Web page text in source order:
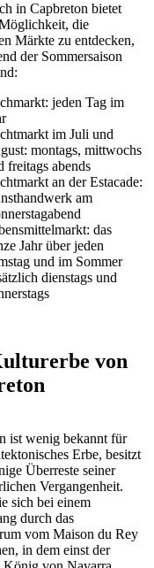
in Capbreton bietet
die
Märkte zu entdecken,
der Sommersaison
jeden Tag im
im Juli und
montags, mittwochs
freitags abends
an der Estacade:
am
das
Jahr über jeden
und im Sommer
dienstags und
von
ist wenig bekannt für
Erbe, besitzt
Überreste seiner
Vergangenheit.
sich bei einem
durch das
vom Maison du Rey
in dem einst der